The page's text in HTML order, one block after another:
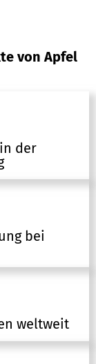
von Apfel
der
bei
weltweit